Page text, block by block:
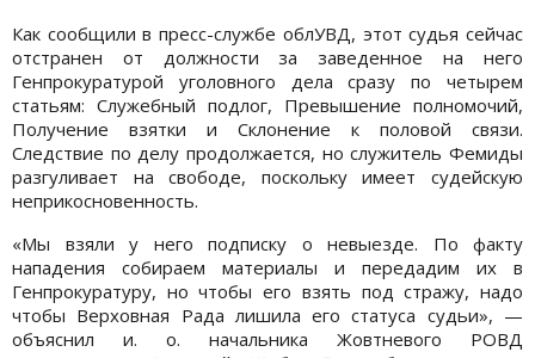
Как сообщили в пресс-службе облУВД, этот судья сейчас
отстранен от должности за заведенное на него
Генпрокуратурой уголовного дела сразу по четырем
статьям: Служебный подлог, Превышение полномочий,
Получение взятки и Склонение к половой связи.
Следствие по делу продолжается, но служитель Фемиды
разгуливает на свободе, поскольку имеет судейскую
неприкосновенность.
«Мы взяли у него подписку о невыезде. По факту
нападения собираем материалы и передадим их в
Генпрокуратуру, но чтобы его взять под стражу, надо
чтобы Верховная Рада лишила его статуса судьи», —
объяснил и. о. начальника Жовтневого РОВД